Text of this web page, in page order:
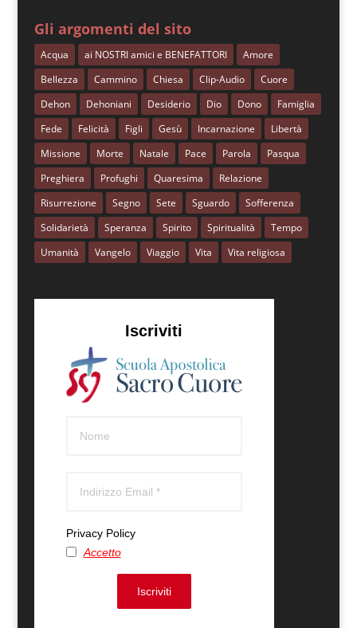
Gli argomenti del sito
Acqua ai NOSTRI amici e BENEFATTORI
Amore
Bellezza
Cammino Chiesa Clip-Audio
Cuore
Dehon
Dehoniani Desiderio Dio Dono
Famiglia
Fede
Felicità Figli Gesù Incarnazione
Libertà
Missione
Morte Natale Pace Parola
Pasqua
Preghiera
Profughi Quaresima
Relazione
Risurrezione
Segno Sete Sguardo
Sofferenza
Solidarietà
Speranza Spirito Spiritualità
Tempo
Umanità
Vangelo Viaggio Vita Vita religiosa
Iscriviti
Privacy Policy
Accetto
Iscriviti